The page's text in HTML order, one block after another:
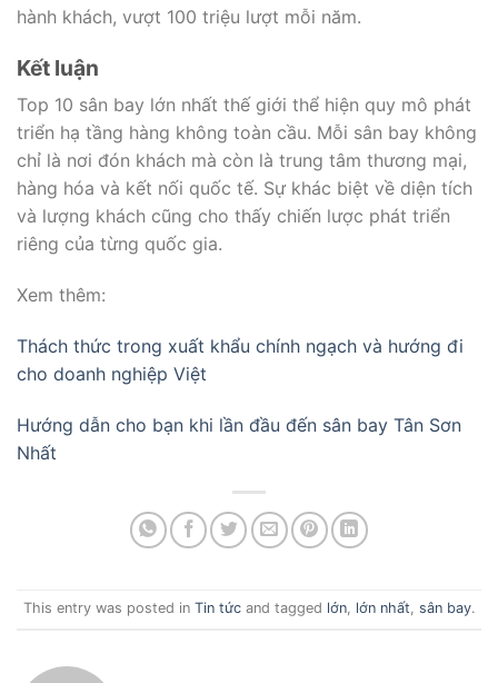
hành khách, vượt 100 triệu lượt mỗi năm.
Kết luận
Top 10 sân bay lớn nhất thế giới thể hiện quy mô phát
triển hạ tầng hàng không toàn cầu. Mỗi sân bay không
chỉ là nơi đón khách mà còn là trung tâm thương mại,
hàng hóa và kết nối quốc tế. Sự khác biệt về diện tích
và lượng khách cũng cho thấy chiến lược phát triển
riêng của từng quốc gia.
Xem thêm:
Thách thức trong xuất khẩu chính ngạch và hướng đi
cho doanh nghiệp Việt
Hướng dẫn cho bạn khi lần đầu đến sân bay Tân Sơn
Nhất
This entry was posted in Tin tứcand tagged lớn, lớn nhất, sân bay.